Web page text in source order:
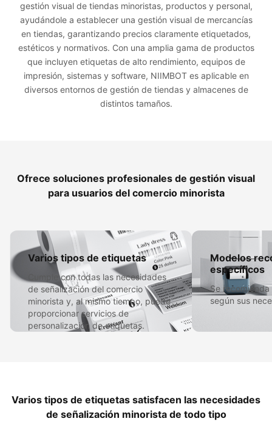
gestión visual de tiendas minoristas, productos y personal,
ayudándole a establecer una gestión visual de mercancías
en tiendas, garantizando precios claramente etiquetados,
estéticos y normativos. Con una amplia gama de productos
que incluyen etiquetas de alto rendimiento, equipos de
impresión, sistemas y software, NIIMBOT es aplicable en
diversos entornos de gestión de tiendas y almacenes de
distintos tamaños.
Ofrece soluciones profesionales de gestión visual
para usuarios del comercio minorista​
Varios tipos de etiquetas​
Cumple con todas las necesidades
de señalización del comercio
minorista y, al mismo tiempo, puede
proporcionar servicios de
personalización de etiquetas.​
Modelos
específicos​
Se
según sus
Varios tipos de etiquetas satisfacen las necesidades
de señalización minorista de todo tipo​